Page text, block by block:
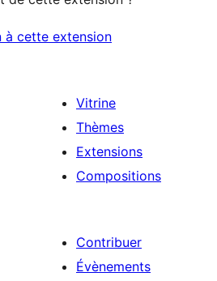
à cette extension
Vitrine
Thèmes
Extensions
Compositions
Contribuer
Évènements